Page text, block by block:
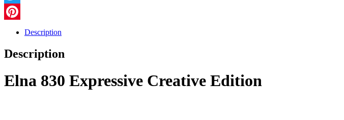
Twitter
Pinterest
Description
Description
Elna 830 Expressive Creative Edition